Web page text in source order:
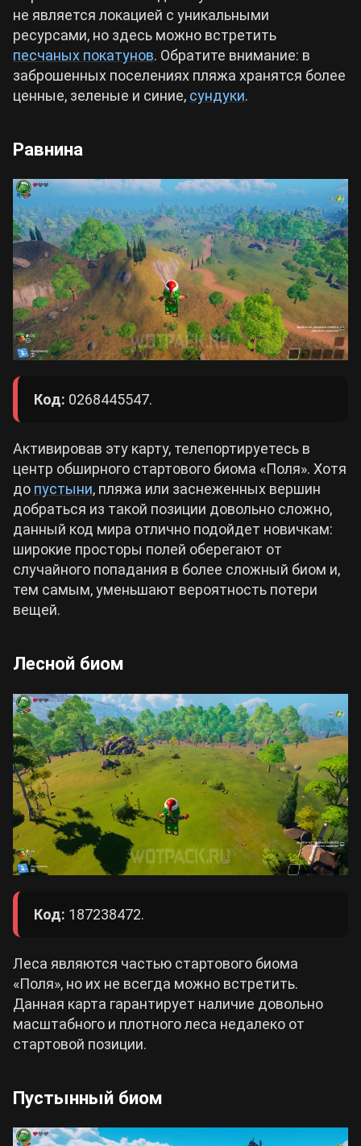
не является локацией с уникальными
ресурсами, но здесь можно встретить
песчаных покатунов. Обратите внимание: в
заброшенных поселениях пляжа хранятся более
ценные, зеленые и синие, сундуки.
Равнина
Код: 0268445547.
Активировав эту карту, телепортируетесь в
центр обширного стартового биома «Поля». Хотя
до пустыни, пляжа или заснеженных вершин
добраться из такой позиции довольно сложно,
данный код мира отлично подойдет новичкам:
широкие просторы полей оберегают от
случайного попадания в более сложный биом и,
тем самым, уменьшают вероятность потери
вещей.
Лесной биом
Код: 187238472.
Леса являются частью стартового биома
«Поля», но их не всегда можно встретить.
Данная карта гарантирует наличие довольно
масштабного и плотного леса недалеко от
стартовой позиции.
Пустынный биом